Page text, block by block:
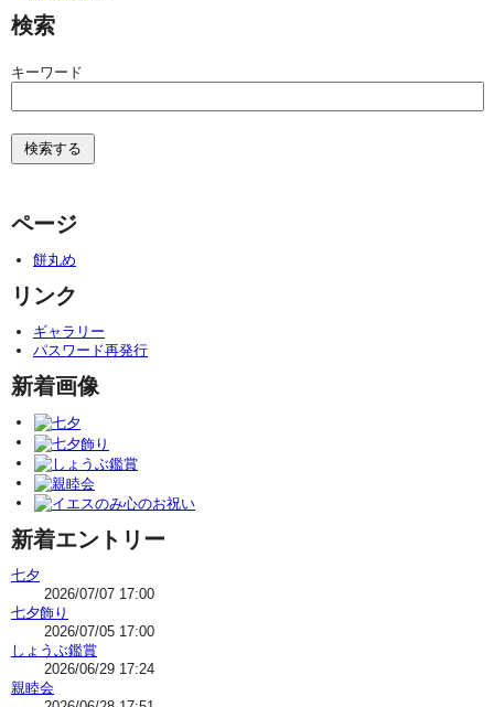
検索
キーワード
ページ
餅丸め
リンク
ギャラリー
パスワード再発行
新着画像
新着エントリー
七夕
2026/07/07 17:00
七夕飾り
2026/07/05 17:00
しょうぶ鑑賞
2026/06/29 17:24
親睦会